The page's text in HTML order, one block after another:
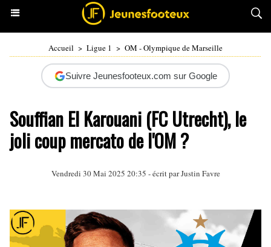
Accueil > Ligue 1 > OM - Olympique de Marseille
Suivre Jeunesfooteux.com sur Google
Souffian El Karouani (FC Utrecht), le
joli coup mercato de l'OM ?
Vendredi 30 Mai 2025 20:35 - écrit parJustin Favre